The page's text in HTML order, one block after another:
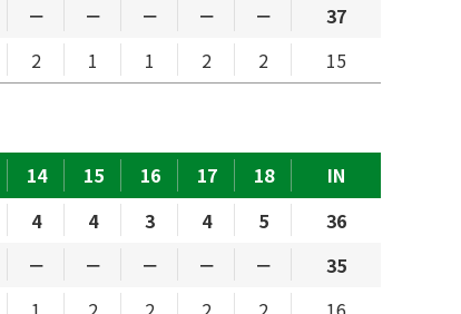
－ － － － －
37
2 1 1 2 2 15
14 15 16 17 18
IN
4 4 3 4 5
36
－ － － － －
35